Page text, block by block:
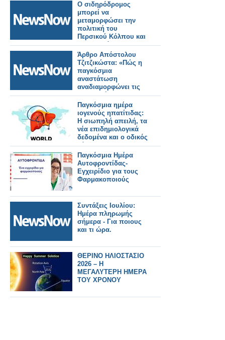
Ο σιδηρόδρομος
μπορεί να
μεταμορφώσει την
πολιτική του
Περσικού Κόλπου και
την παγκόσμια
ασφάλεια.
Άρθρο Απόστολου
Τζιτζικώστα: «Πώς η
παγκόσμια
αναστάτωση
αναδιαμορφώνει τις
μεταφορές και τον
τουρισμό»
Παγκόσμια ημέρα
ιογενούς ηπατίτιδας:
Η σιωπηλή απειλή, τα
νέα επιδημιολογικά
δεδομένα και ο οδικός
χάρτης για την
εξάλειψη της νόσου
Παγκόσμια Ημέρα
Αυτοφροντίδας-
Εγχειρίδιο για τους
Φαρμακοποιούς
Συντάξεις Ιουλίου:
Ημέρα πληρωμής
σήμερα - Για ποιους
και τι ώρα.
ΘΕΡΙΝΟ ΗΛΙΟΣΤΑΣΙΟ
2026 – Η
ΜΕΓΑΛΥΤΕΡΗ ΗΜΕΡΑ
ΤΟΥ ΧΡΟΝΟΥ